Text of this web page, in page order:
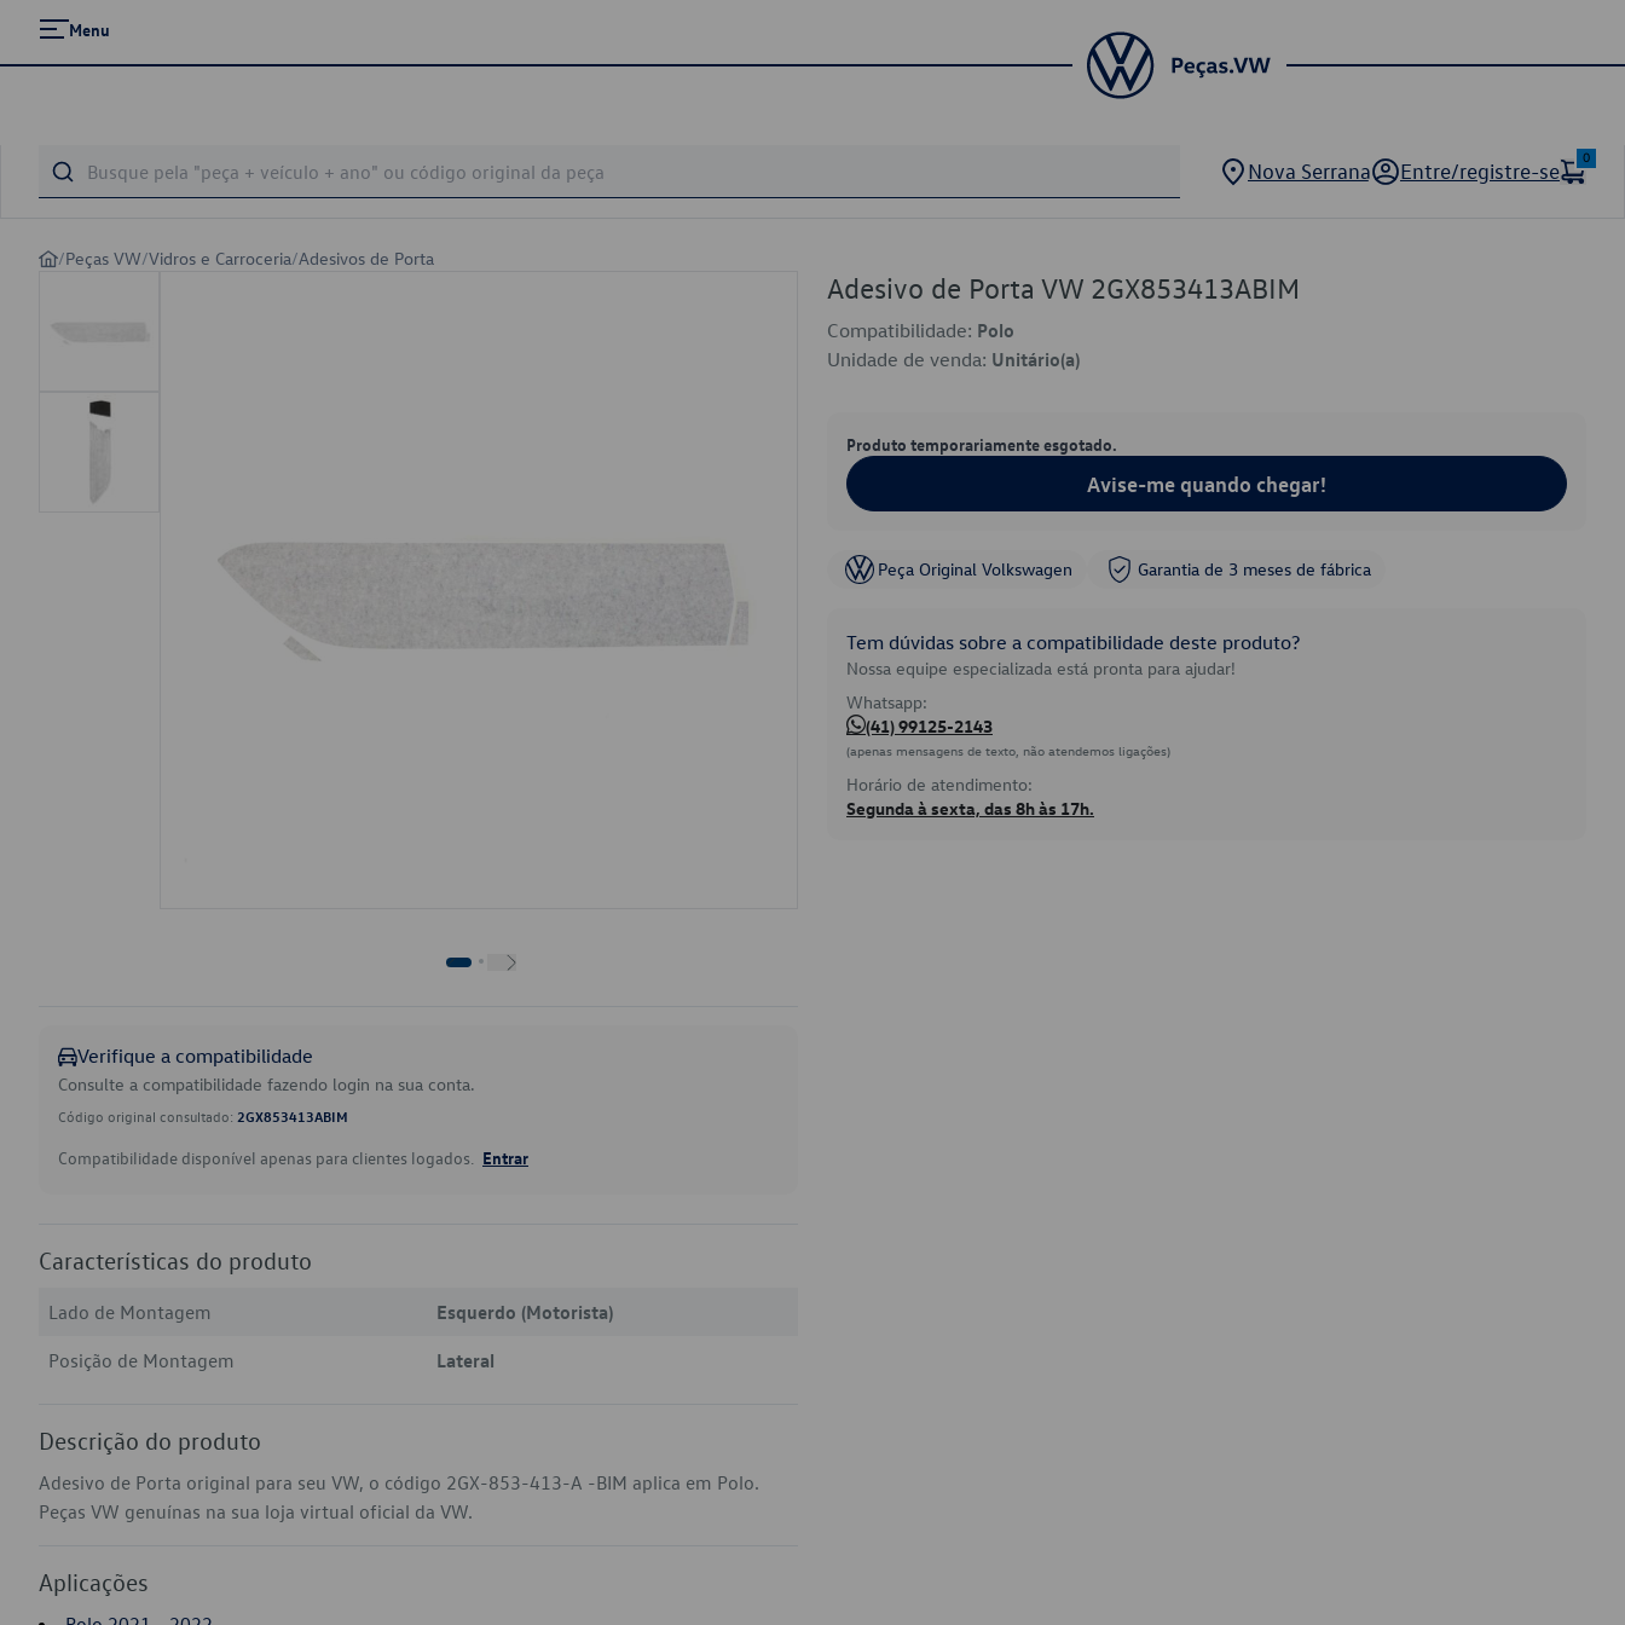
Menu
Nova Serrana Entre/registre-se
0
/Peças VW/Vidros e Carroceria/Adesivos de Porta
Verifique a compatibilidade
Consulte a compatibilidade fazendo login na sua conta.
Código original consultado: 2GX853413ABIM
Compatibilidade disponível apenas para clientes logados. Entrar
Características do produto
Lado de Montagem
Esquerdo (Motorista)
Posição de Montagem
Lateral
Descrição do produto
Adesivo de Porta original para seu VW, o código 2GX-853-413-A -BIM aplica em Polo.
Peças VW genuínas na sua loja virtual oficial da VW.
Aplicações
Adesivo de Porta VW 2GX853413ABIM
Compatibilidade: Polo
Unidade de venda: Unitário(a)
Produto temporariamente esgotado.
Avise-me quando chegar!
Peça Original Volkswagen Garantia de 3 meses de fábrica
Tem dúvidas sobre a compatibilidade deste produto?
Nossa equipe especializada está pronta para ajudar!
Whatsapp:
(41) 99125-2143
(apenas mensagens de texto, não atendemos ligações)
Horário de atendimento:
Segunda à sexta, das 8h às 17h.